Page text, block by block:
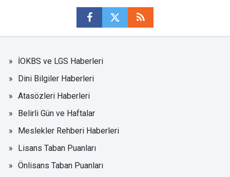
İOKBS ve LGS Haberleri
Dini Bilgiler Haberleri
Atasözleri Haberleri
Belirli Gün ve Haftalar
Meslekler Rehberi Haberleri
Lisans Taban Puanları
Önlisans Taban Puanları